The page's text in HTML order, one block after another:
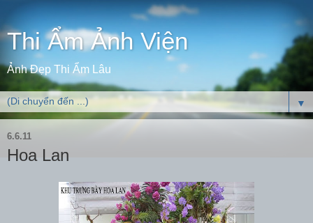
Thi Ẩm Ảnh Viện
Ảnh Đẹp Thi Ẩm Lâu
▼
6.6.11
Hoa Lan